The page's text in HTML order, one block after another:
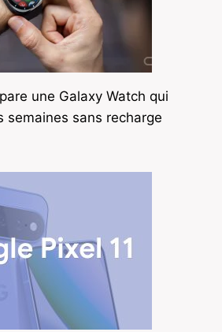
une Galaxy Watch qui
semaines sans recharge